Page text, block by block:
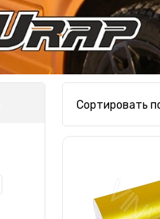
Сортировать